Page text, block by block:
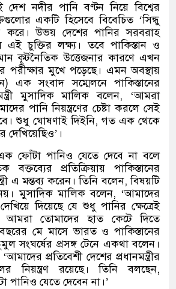
নদীর পানি বণ্টন নিয়ে বিশ্বের
একটি হিসেবে বিবেচিত‘সিন্ধু
করে। উভয় দেশের পানির সরবরাহ
এই চুক্তির লক্ষ্য। তবে পাকিস্তান ও
কূটনৈতিক উত্তেজনার কারণে এখন
মুখে পড়েছে। এমন অবস্থায়
)এক সংবাদ সম্মেলনে পাকিস্তানের
মুসাদিক মালিক বলেন, ‘আমরা
পানি নিয়ন্ত্রণের চেষ্টা করলে সেই
শুধু ঘোষণাই দিইনি, গত এক থেকে
দেখিয়েছিও’ ।
ফোঁটা পানিও যেতে দেবে না বলে
বক্তব্যের প্রতিক্রিয়ায় পাকিস্তানের
এ মন্তব্য করেন। তিনি বলেন,বিষয়টি
মুসাদিক মালিক বলেন, ‘আমাদের
দিয়েছে যে শুধু পানির ক্ষেত্রেই
আমরা তোমাদের হাত কেটে দিতে
মে মাসে ভারত ও পাকিস্তানের
সংঘর্ষের প্রসঙ্গ টেনে একথা বলেন।
আমাদের প্রতিবেশী দেশের প্রধানমন্ত্রীর
নিয়ন্ত্রণ রয়েছে। তিনি বলছেন,
পানিও যেতে দেবেন না।’